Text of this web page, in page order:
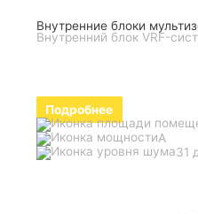
Внутренние блоки
Внутренний блок VRF-
Подробнее
A
31